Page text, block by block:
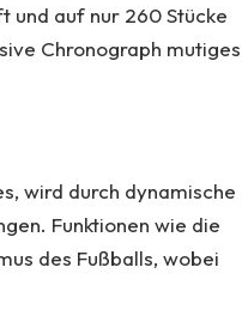
und auf nur 260 Stücke
Chronograph mutiges
wird durch dynamische
Funktionen wie die
des Fußballs, wobei